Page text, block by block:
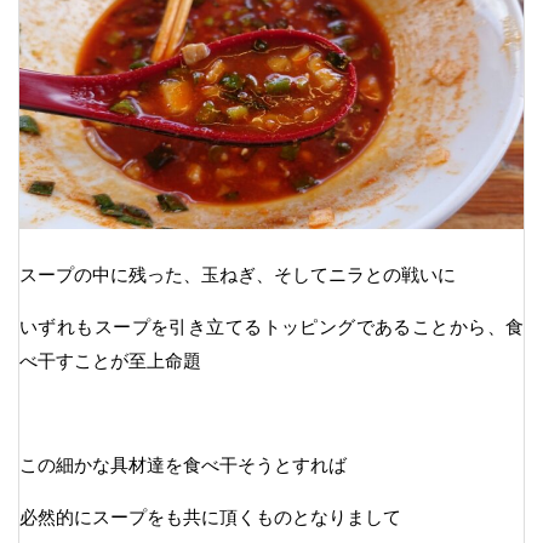
スープの中に残った、玉ねぎ、そしてニラとの戦いに
いずれもスープを引き立てるトッピングであることから、食
べ干すことが至上命題
この細かな具材達を食べ干そうとすれば
必然的にスープをも共に頂くものとなりまして